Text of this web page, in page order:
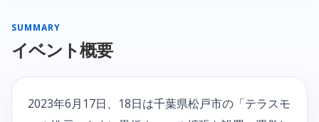
SUMMARY
イベント概要
2023年6月17日、18日は千葉県松戸市の「テラスモ